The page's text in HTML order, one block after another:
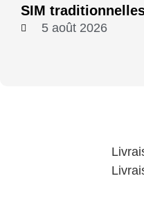
SIM
5 août 2026